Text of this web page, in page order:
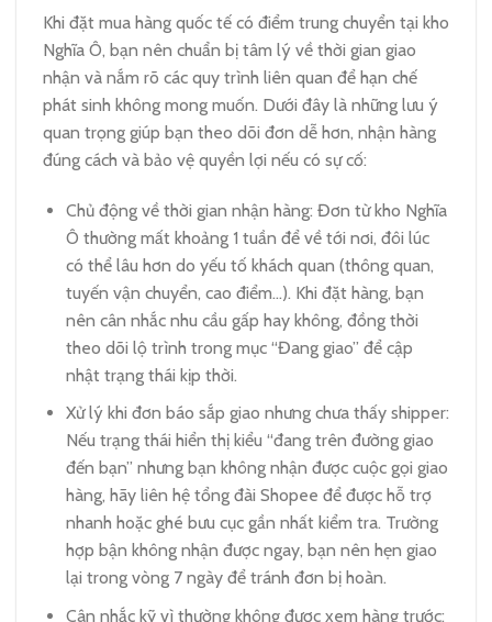
Khi đặt mua hàng quốc tế có điểm trung chuyển tại kho
Nghĩa Ô, bạn nên chuẩn bị tâm lý về thời gian giao
nhận và nắm rõ các quy trình liên quan để hạn chế
phát sinh không mong muốn. Dưới đây là những lưu ý
quan trọng giúp bạn theo dõi đơn dễ hơn, nhận hàng
đúng cách và bảo vệ quyền lợi nếu có sự cố:
Chủ động về thời gian nhận hàng: Đơn từ kho Nghĩa
Ô thường mất khoảng 1 tuần để về tới nơi, đôi lúc
có thể lâu hơn do yếu tố khách quan (thông quan,
tuyến vận chuyển, cao điểm…). Khi đặt hàng, bạn
nên cân nhắc nhu cầu gấp hay không, đồng thời
theo dõi lộ trình trong mục “Đang giao” để cập
nhật trạng thái kịp thời.
Xử lý khi đơn báo sắp giao nhưng chưa thấy shipper:
Nếu trạng thái hiển thị kiểu “đang trên đường giao
đến bạn” nhưng bạn không nhận được cuộc gọi giao
hàng, hãy liên hệ tổng đài Shopee để được hỗ trợ
nhanh hoặc ghé bưu cục gần nhất kiểm tra. Trường
hợp bận không nhận được ngay, bạn nên hẹn giao
lại trong vòng 7 ngày để tránh đơn bị hoàn.
Cân nhắc kỹ vì thường không được xem hàng trước: